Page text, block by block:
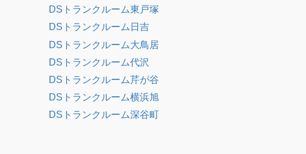
DSトランクルーム東戸塚
DSトランクルーム日吉
DSトランクルーム大鳥居
DSトランクルーム代沢
DSトランクルーム芹が谷
DSトランクルーム横浜旭
DSトランクルーム深谷町